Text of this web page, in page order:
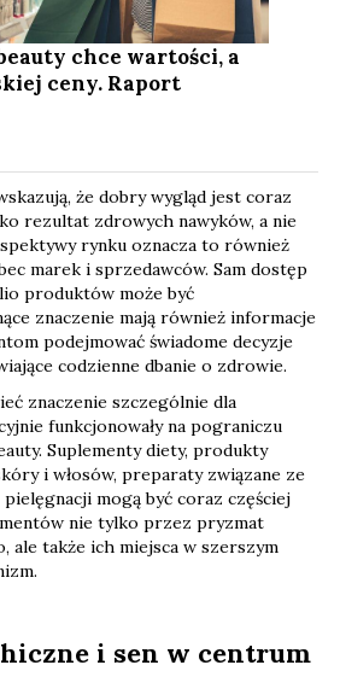
chce wartości, a
ceny. Raport
że dobry wygląd jest coraz
rezultat zdrowych nawyków, a nie
rynku oznacza to również
marek i sprzedawców. Sam dostęp
produktów może być
znaczenie mają również informacje
podejmować świadome decyzje
codzienne dbanie o zdrowie.
znaczenie szczególnie dla
funkcjonowały na pograniczu
Suplementy diety, produkty
i włosów, preparaty związane ze
mogą być coraz częściej
nie tylko przez pryzmat
ale także ich miejsca w szerszym
i sen w centrum